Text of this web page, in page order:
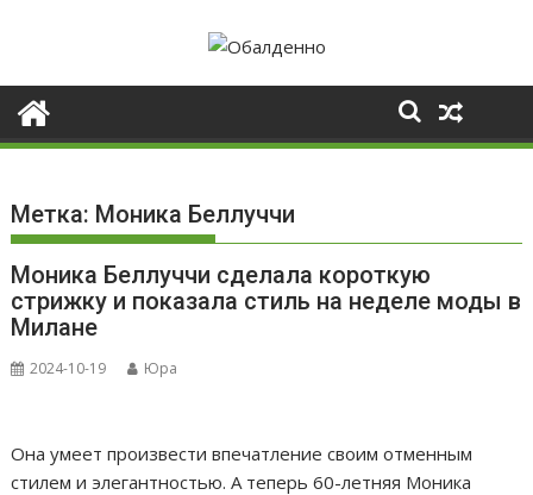
Метка: Моника Беллуччи
Моника Беллуччи сделала короткую
стрижку и показала стиль на неделе моды в
Милане
2024-10-19 Юра
Она умеет произвести впечатление своим отменным
стилем и элегантностью. А теперь 60-летняя Моника